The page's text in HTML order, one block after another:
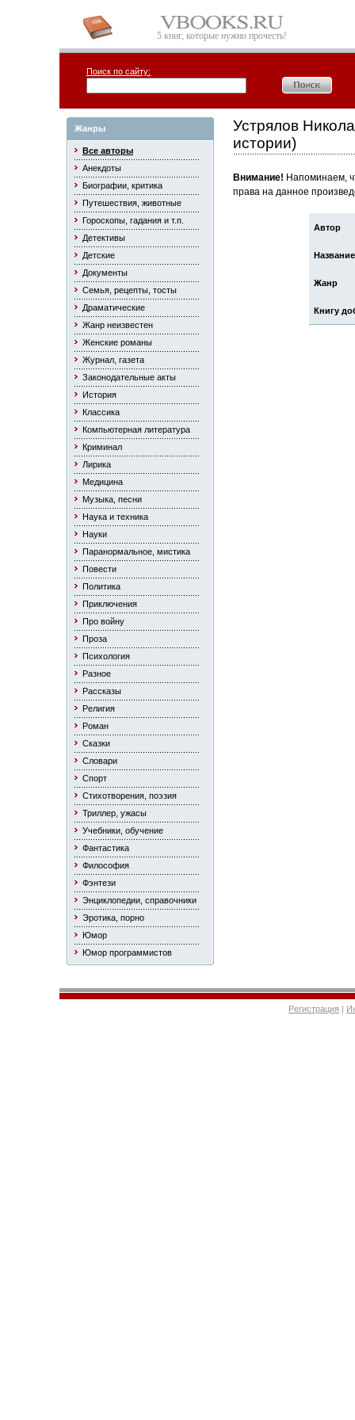
5 книг, которые нужно прочесть!
Поиск по сайту:
Жанры
Все авторы
Анекдоты
Биографии, критика
Путешествия, животные
Гороскопы, гадания и т.п.
Детективы
Детские
Документы
Семья, рецепты, тосты
Драматические
Жанр неизвестен
Женские романы
Журнал, газета
Законодательные акты
История
Классика
Компьютерная литература
Криминал
Лирика
Медицина
Музыка, песни
Наука и техника
Науки
Паранормальное, мистика
Повести
Политика
Приключения
Про войну
Проза
Психология
Разное
Рассказы
Религия
Роман
Сказки
Словари
Спорт
Стихотворения, поэзия
Триллер, ужасы
Учебники, обучение
Фантастика
Философия
Фэнтези
Энциклопедии, справочники
Эротика, порно
Юмор
Юмор программистов
Устрялов
истории)
Внимание! Напоминаем,
права на данное
Автор
Название
Жанр
Книгу
Регистрация |